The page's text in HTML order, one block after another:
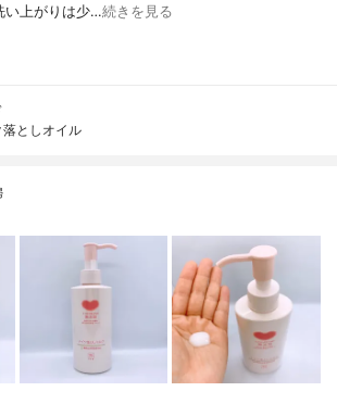
い上がりは少…続きを見る
としオイル